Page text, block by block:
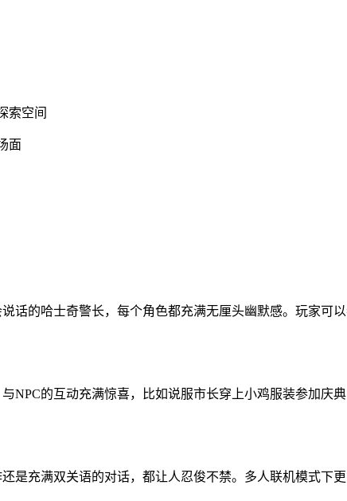
索空间
面
话的哈士奇警长，每个角色都充满无厘头幽默感。玩家可
NPC的互动充满惊喜，比如说服市长穿上小鸡服装参加庆
是充满双关语的对话，都让人忍俊不禁。多人联机模式下